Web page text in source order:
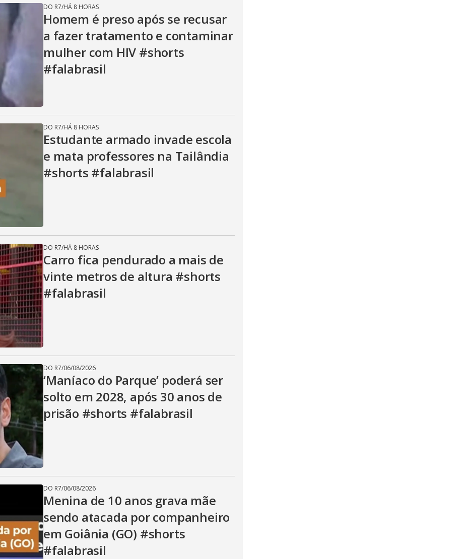
DO R7/HÁ 8 HORAS
Homem é preso após se recusar
a fazer tratamento e contaminar
mulher com HIV #shorts
#falabrasil
DO R7/HÁ 8 HORAS
Estudante armado invade escola
e mata professores na Tailândia
#shorts #falabrasil
DO R7/HÁ 8 HORAS
Carro fica pendurado a mais de
vinte metros de altura #shorts
#falabrasil
DO R7/06/08/2026
‘Maníaco do Parque’ poderá ser
solto em 2028, após 30 anos de
prisão #shorts #falabrasil
DO R7/06/08/2026
Menina de 10 anos grava mãe
sendo atacada por companheiro
em Goiânia (GO) #shorts
#falabrasil